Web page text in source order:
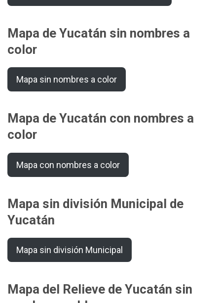
Mapa de Yucatán sin nombres a
color
Mapa sin nombres a color
Mapa de Yucatán con nombres a
color
Mapa con nombres a color
Mapa sin división Municipal de
Yucatán
Mapa sin división Municipal
Mapa del Relieve de Yucatán sin